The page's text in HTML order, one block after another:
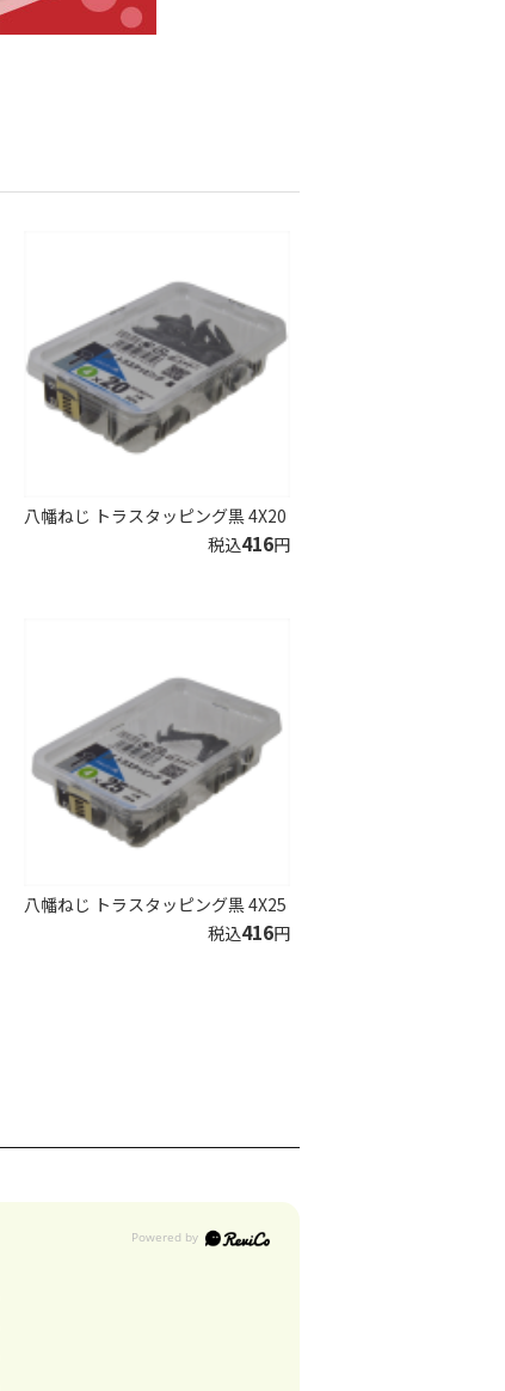
八幡ねじ トラスタッピング黒 4X20
税込416円
八幡ねじ トラスタッピング黒 4X25
税込416円